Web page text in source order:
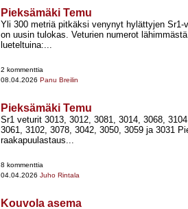
Pieksämäki Temu
Yli 300 metriä pitkäksi venynyt hylättyjen Sr1-​
on uusin tulokas. Veturien numerot
lueteltuina:...
2 kommenttia
08.04.2026 Panu Breilin
Pieksämäki Temu
Sr1 veturit 3013, 3012, 3081, 3014, 3068,
3061, 3102, 3078, 3042, 3050, 3059 ja 3031
raakapuulastaus...
8 kommenttia
04.04.2026 Juho Rintala
Kouvola asema